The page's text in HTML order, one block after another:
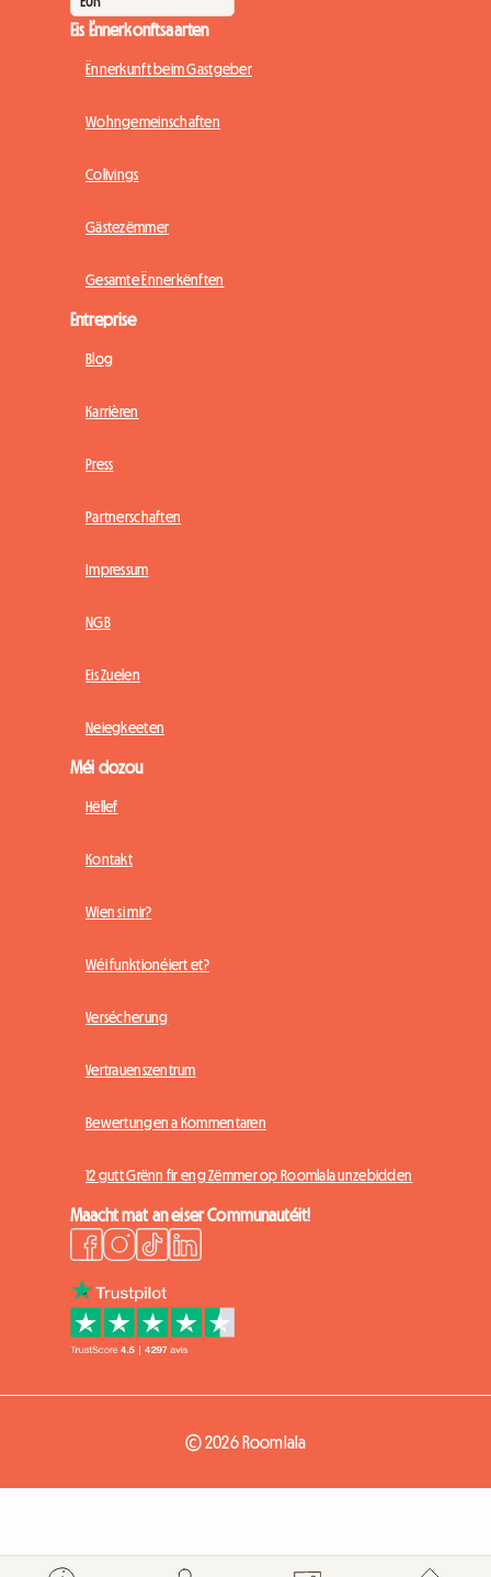
Eis Ënnerkonftsaarten
Ënnerkunft beim Gastgeber
Wohngemeinschaften
Colivings
Gästezëmmer
Gesamte Ënnerkënften
Entreprise
Blog
Karrièren
Press
Partnerschaften
Impressum
NGB
Eis Zuelen
Neiegkeeten
Méi dozou
Hëllef
Kontakt
Wien si mir?
Wéi funktionéiert et?
Versécherung
Vertrauenszentrum
Bewertungen a Kommentaren
12 gutt Grënn fir eng Zëmmer op Roomlala unzebidden
Maacht mat an eiser Communautéit!
© 2026 Roomlala